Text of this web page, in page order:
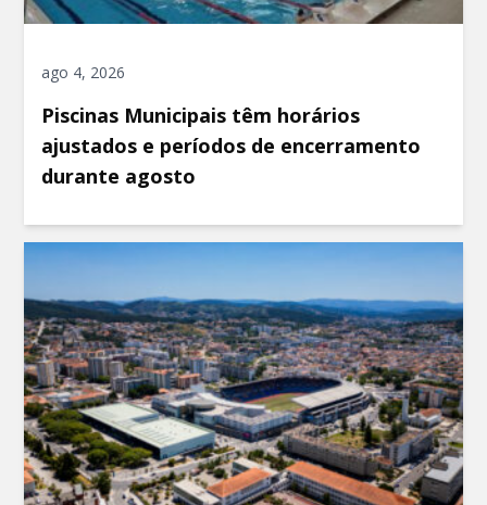
ago 4, 2026
Piscinas Municipais têm horários
ajustados e períodos de encerramento
durante agosto